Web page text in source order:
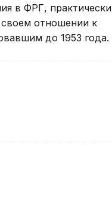
в ФРГ, практически
отношении к
до 1953 года.